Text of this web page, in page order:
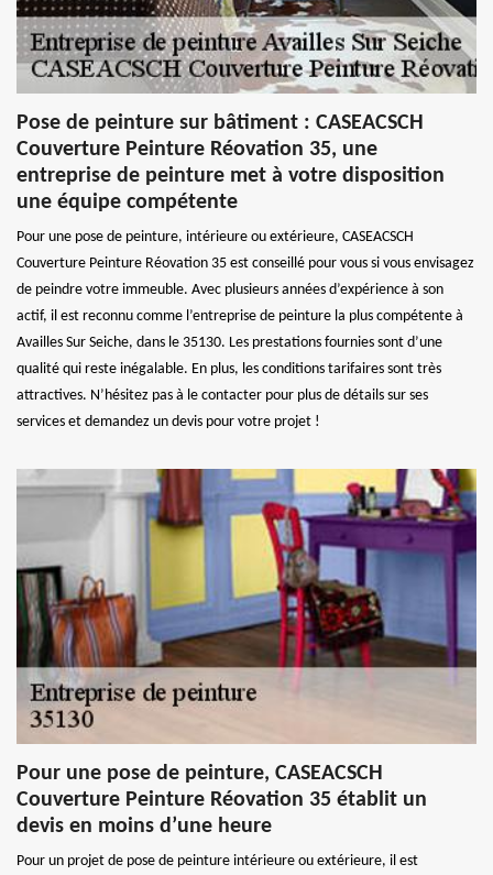
Pose de peinture sur bâtiment : CASEACSCH
Couverture Peinture Réovation 35, une
entreprise de peinture met à votre disposition
une équipe compétente
Pour une pose de peinture, intérieure ou extérieure, CASEACSCH
Couverture Peinture Réovation 35 est conseillé pour vous si vous envisagez
de peindre votre immeuble. Avec plusieurs années d’expérience à son
actif, il est reconnu comme l’entreprise de peinture la plus compétente à
Availles Sur Seiche, dans le 35130. Les prestations fournies sont d’une
qualité qui reste inégalable. En plus, les conditions tarifaires sont très
attractives. N’hésitez pas à le contacter pour plus de détails sur ses
services et demandez un devis pour votre projet !
Pour une pose de peinture, CASEACSCH
Couverture Peinture Réovation 35 établit un
devis en moins d’une heure
Pour un projet de pose de peinture intérieure ou extérieure, il est